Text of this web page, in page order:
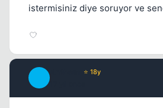
istermisiniz diye soruyor ve
⭐ 18y